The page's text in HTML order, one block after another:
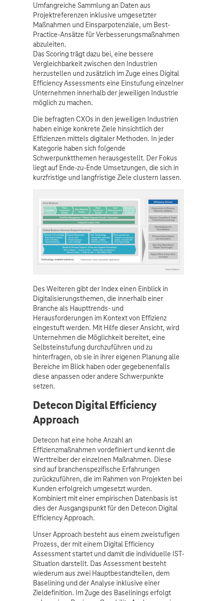
Umfangreiche Sammlung an Daten aus
Projektreferenzen inklusive umgesetzter
Maßnahmen und Einsparpotenziale, um Best-
Practice-Ansätze für Verbesserungsmaßnahmen
abzuleiten.
Das Scoring trägt dazu bei, eine bessere
Vergleichbarkeit zwischen den Industrien
herzustellen und zusätzlich im Zuge eines Digital
Efficiency Assessments eine Einstufung einzelner
Unternehmen innerhalb der jeweiligen Industrie
möglich zu machen.
Die befragten CXOs in den jeweiligen Industrien
haben einige konkrete Ziele hinsichtlich der
Effizienzen mittels digitaler Methoden. In jeder
Kategorie haben sich folgende
Schwerpunktthemen herausgestellt. Der Fokus
liegt auf Ende-zu-Ende Umsetzungen, die sich in
kurzfristige und langfristige Ziele clustern lassen.
Des Weiteren gibt der Index einen Einblick in
Digitalisierungsthemen, die innerhalb einer
Branche als Haupttrends- und
Herausforderungen im Kontext von Effizienz
eingestuft werden. Mit Hilfe dieser Ansicht, wird
Unternehmen die Möglichkeit bereitet, eine
Selbsteinstufung durchzuführen und zu
hinterfragen, ob sie in ihrer eigenen Planung alle
Bereiche im Blick haben oder gegebenenfalls
diese anpassen oder andere Schwerpunkte
setzen.
Detecon Digital Efficiency
Approach
Detecon hat eine hohe Anzahl an
Effizienzmaßnahmen vordefiniert und kennt die
Werttreiber der einzelnen Maßnahmen. Diese
sind auf branchenspezifische Erfahrungen
zurückzuführen, die im Rahmen von Projekten bei
Kunden erfolgreich umgesetzt wurden.
Kombiniert mit einer empirischen Datenbasis ist
dies der Ausgangspunkt für den Detecon Digital
Efficiency Approach.
Unser Approach besteht aus einem zweistufigen
Prozess, der mit einem Digital Efficiency
Assessment startet und damit die individuelle IST-
Situation darstellt. Das Assessment besteht
wiederum aus zwei Hauptbestandteilen, dem
Baselining und der Analyse inklusive einer
Zieldefinition. Im Zuge des Baselinings erfolgt